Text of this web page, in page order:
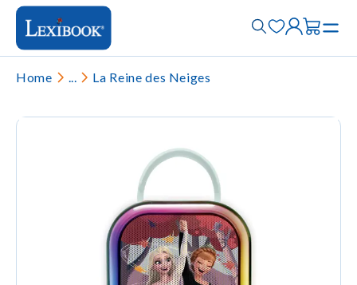
Home ... La Reine des Neiges